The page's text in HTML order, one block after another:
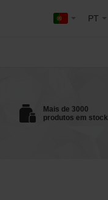
PT
Mais de 3000
produtos em stock